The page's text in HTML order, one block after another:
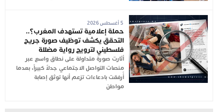
5 أغسطس 2026
حملة إعلامية تستهدف المغرب؟..
التحقق يكشف توظيف صورة جريح
فلسطيني لترويج رواية مضللة
أثارت صورة متداولة على نطاق واسع عبر
منصات التواصل الاجتماعي جدلاً كبيراً، بعدما
أُرفقت بادعاءات تزعم أنها توثق إصابة
مواطن